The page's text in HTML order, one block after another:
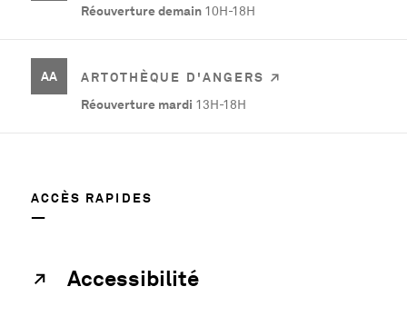
Réouverture demain 10H-18H
AA
ARTOTHÈQUE D'ANGERS
Réouverture mardi 13H-18H
ACCÈS RAPIDES
Accessibilité